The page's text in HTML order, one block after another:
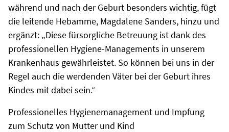
während und nach der Geburt besonders wichtig, fügt
die leitende Hebamme, Magdalene Sanders, hinzu und
ergänzt: „Diese fürsorgliche Betreuung ist dank des
professionellen Hygiene-Managements in unserem
Krankenhaus gewährleistet. So können bei uns in der
Regel auch die werdenden Väter bei der Geburt ihres
Kindes mit dabei sein.“
Professionelles Hygienemanagement und Impfung
zum Schutz von Mutter und Kind